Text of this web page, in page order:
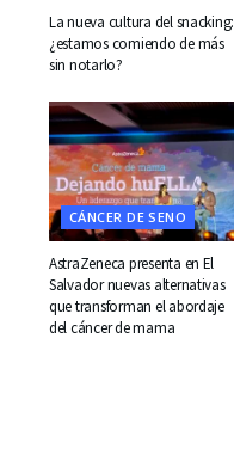
La nueva cultura del snacking:
¿estamos comiendo de más
sin notarlo?
CÁNCER DE SENO
AstraZeneca presenta en El
Salvador nuevas alternativas
que transforman el abordaje
del cáncer de mama